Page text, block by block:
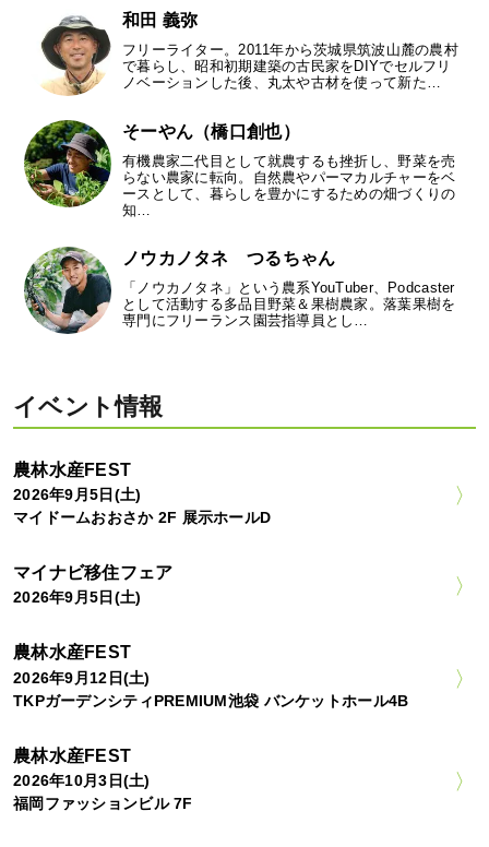
和田 義弥
フリーライター。2011年から茨城県筑波山麓の農村
で暮らし、昭和初期建築の古民家をDIYでセルフリ
ノベーションした後、丸太や古材を使って新た…
そーやん（橋口創也）
有機農家二代目として就農するも挫折し、野菜を売
らない農家に転向。自然農やパーマカルチャーをベ
ースとして、暮らしを豊かにするための畑づくりの
知…
ノウカノタネ つるちゃん
「ノウカノタネ」という農系YouTuber、Podcaster
として活動する多品目野菜＆果樹農家。落葉果樹を
専門にフリーランス園芸指導員とし…
イベント情報
農林水産FEST
2026年9月5日(土)
マイドームおおさか 2F 展示ホールD
マイナビ移住フェア
2026年9月5日(土)
農林水産FEST
2026年9月12日(土)
TKPガーデンシティPREMIUM池袋 バンケットホール4B
農林水産FEST
2026年10月3日(土)
福岡ファッションビル 7F